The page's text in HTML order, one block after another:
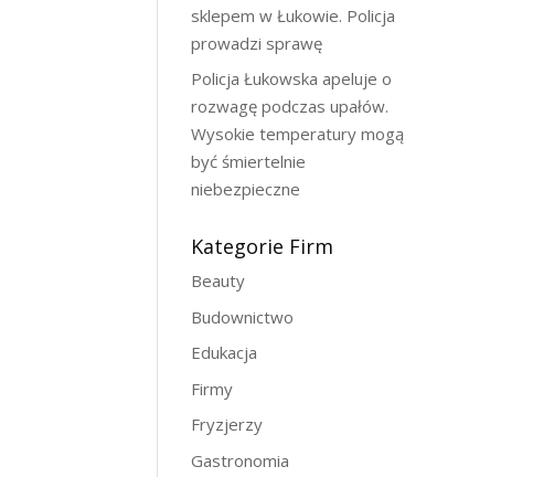
sklepem w Łukowie. Policja
prowadzi sprawę
Policja Łukowska apeluje o
rozwagę podczas upałów.
Wysokie temperatury mogą
być śmiertelnie
niebezpieczne
Kategorie Firm
Beauty
Budownictwo
Edukacja
Firmy
Fryzjerzy
Gastronomia